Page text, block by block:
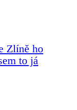
Zlíně ho
to já